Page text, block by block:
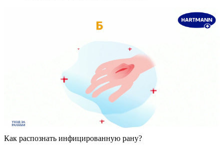
Как распознать инфицированную рану?